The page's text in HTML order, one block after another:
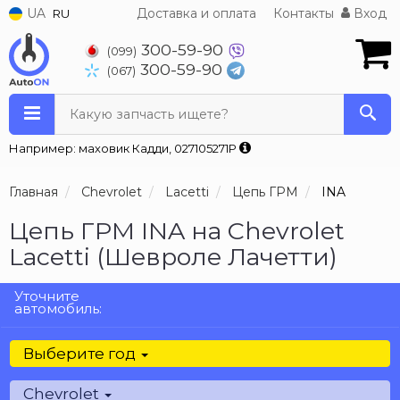
UA RU Доставка и оплата Контакты Вход
(099) 300-59-90
(067) 300-59-90
Какую запчасть ищете?
Например: маховик Кадди, 027105271P
Главная Chevrolet Lacetti Цепь ГРМ INA
Цепь ГРМ INA на Chevrolet
Lacetti (Шевроле Лачетти)
Уточните
автомобиль:
Выберите год
Chevrolet